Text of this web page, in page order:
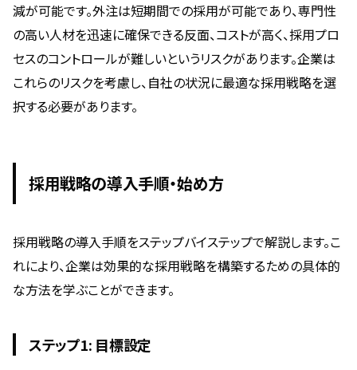
減が可能です。外注は短期間での採用が可能であり、専門性
の高い人材を迅速に確保できる反面、コストが高く、採用プロ
セスのコントロールが難しいというリスクがあります。企業は
これらのリスクを考慮し、自社の状況に最適な採用戦略を選
択する必要があります。
採用戦略の導入手順・始め方
採用戦略の導入手順をステップバイステップで解説します。こ
れにより、企業は効果的な採用戦略を構築するための具体的
な方法を学ぶことができます。
ステップ1: 目標設定